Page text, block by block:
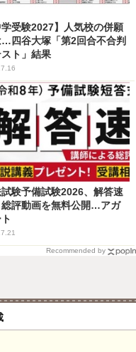
学受験2027】人気校の併願
四谷大塚「第2回合不合判
ト」結果
験予備試験2026、解答速
評動画を無料公開…アガ
Recommended by